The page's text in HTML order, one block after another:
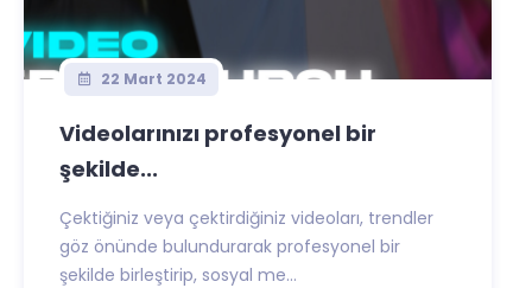
22 Mart 2024
Videolarınızı profesyonel bir
şekilde...
Çektiğiniz veya çektirdiğiniz videoları, trendler
göz önünde bulundurarak profesyonel bir
şekilde birleştirip, sosyal me...